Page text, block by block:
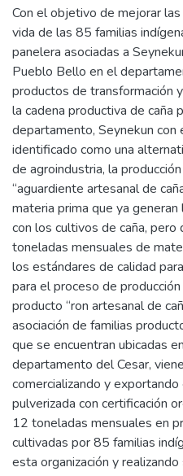
Con el objetivo de mejorar
vida de las 85 familias
panelera asociadas a
Pueblo Bello en el
productos de transformación
la cadena productiva de caña
departamento, Seynekun con
identificado como una
de agroindustria, la
“aguardiente artesanal de
materia prima que ya
con los cultivos de caña,
toneladas mensuales de
los estándares de calidad
para el proceso de
producto “ron artesanal de
asociación de familias
que se encuentran ubicadas
departamento del Cesar,
comercializando y
pulverizada con certificación
12 toneladas mensuales en
cultivadas por 85 familias
esta organización y